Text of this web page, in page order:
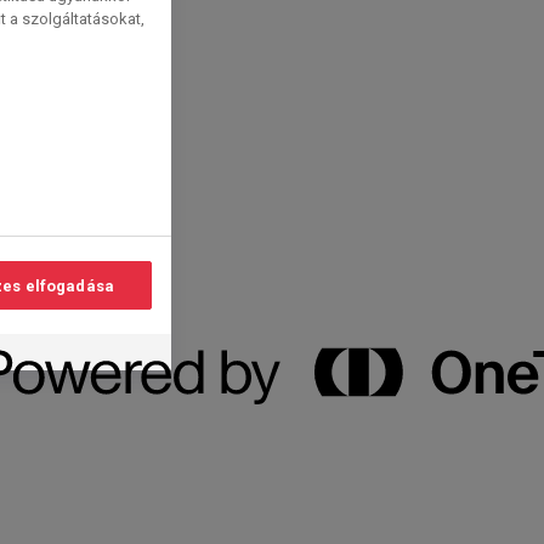
a szolgáltatásokat,
elfogadása